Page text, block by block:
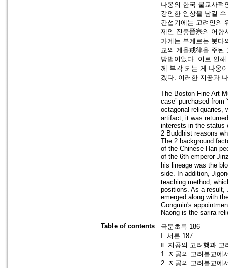
나옹의 한국 불교사적
강인한 인상을 남길
간섭기에는 고려인의
제인 진종晉宗의 어향
가계는 부계로는 붓다
교의 계율戒律을 주된
방법이었다. 이로 인
께 부각 되는 게 나옹
겠다. 이러한 지공과
The Boston Fine Art
case’ purchased
octagonal reliquaries,
artifact, it was
interests in the status
2 Buddhist reasons
The 2 background
of the Chinese Han
of the 6th emperor
his lineage was the
side. In addition,
teaching method,
positions. As a result,
emerged along with
Gongmin's
Naong is the sarira
Table of contents
국문초록 186
Ⅰ. 서론 187
Ⅱ. 지공의 고려행과 고
1. 지공의 고려불교에
2. 지공의 고려불교에